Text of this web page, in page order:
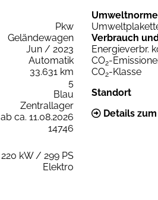
Pkw
Geländewagen
Jun / 2023
Automatik
33.631 km
5
Blau
Zentrallager
ab ca. 11.08.2026
14746
220 kW / 299 PS
Elektro
Verbrauch
Energieverbr.
CO2-
CO2-Klasse
Standort
Details